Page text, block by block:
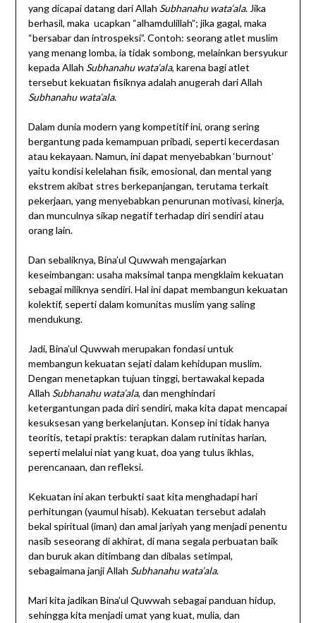
yang dicapai datang dari Allah Subhanahu wata’ala. Jika
berhasil, maka ucapkan “alhamdulillah”; jika gagal, maka
“bersabar dan introspeksi”. Contoh: seorang atlet muslim
yang menang lomba, ia tidak sombong, melainkan bersyukur
kepada Allah Subhanahu wata’ala, karena bagi atlet
tersebut kekuatan fisiknya adalah anugerah dari Allah
Subhanahu wata’ala.
Dalam dunia modern yang kompetitif ini, orang sering
bergantung pada kemampuan pribadi, seperti kecerdasan
atau kekayaan. Namun, ini dapat menyebabkan ‘burnout’
yaitu kondisi kelelahan fisik, emosional, dan mental yang
ekstrem akibat stres berkepanjangan, terutama terkait
pekerjaan, yang menyebabkan penurunan motivasi, kinerja,
dan munculnya sikap negatif terhadap diri sendiri atau
orang lain.
Dan sebaliknya, Bina’ul Quwwah mengajarkan
keseimbangan: usaha maksimal tanpa mengklaim kekuatan
sebagai miliknya sendiri. Hal ini dapat membangun kekuatan
kolektif, seperti dalam komunitas muslim yang saling
mendukung.
Jadi, Bina’ul Quwwah merupakan fondasi untuk
membangun kekuatan sejati dalam kehidupan muslim.
Dengan menetapkan tujuan tinggi, bertawakal kepada
Allah Subhanahu wata’ala, dan menghindari
ketergantungan pada diri sendiri, maka kita dapat mencapai
kesuksesan yang berkelanjutan. Konsep ini tidak hanya
teoritis, tetapi praktis: terapkan dalam rutinitas harian,
seperti melalui niat yang kuat, doa yang tulus ikhlas,
perencanaan, dan refleksi.
Kekuatan ini akan terbukti saat kita menghadapi hari
perhitungan (yaumul hisab). Kekuatan tersebut adalah
bekal spiritual (iman) dan amal jariyah yang menjadi penentu
nasib seseorang di akhirat, di mana segala perbuatan baik
dan buruk akan ditimbang dan dibalas setimpal,
sebagaimana janji Allah Subhanahu wata’ala.
Mari kita jadikan Bina’ul Quwwah sebagai panduan hidup,
sehingga kita menjadi umat yang kuat, mulia, dan